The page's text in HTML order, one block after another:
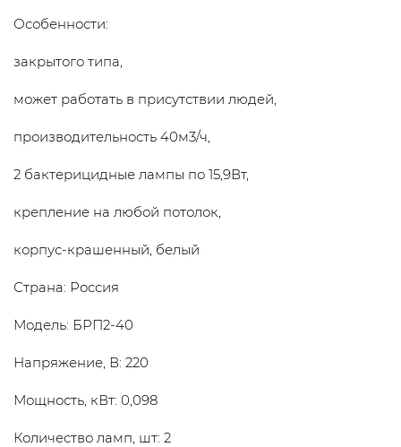
Особенности:
закрытого типа,
может работать в присутствии людей,
производительность 40м3/ч,
2 бактерицидные лампы по 15,9Вт,
крепление на любой потолок,
корпус-крашенный, белый
Страна: Россия
Модель: БРП2-40
Напряжение, В: 220
Мощность, кВт: 0,098
Количество ламп, шт: 2